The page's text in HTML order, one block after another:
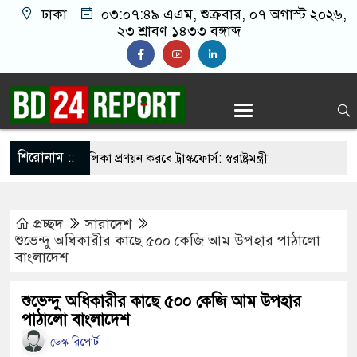
ঢাকা ০৩:০৭:৫০ এএম, শুক্রবার, ০৭ অগাস্ট ২০২৬,
২৩ শ্রাবণ ১৪৩৩ বঙ্গাব্দ
শিরোনাম ::তালিকা প্রণয়ন করবে ট্রাস্কফোর্স: স্বরাষ্ট্রমন্ত্রী
নয়, জাতির দায়িত্ব নিতে হবে ওলামায়ে
থেকে খুলে ফেলা হচ্ছে মাইক, শুভেন্দু বলছেন-
প্রচ্ছদ
সারাদেশ
শুভেন্দু অধিকারীর কাছে ৫০০ কেজি আম উপহার পাঠালো
বাংলাদেশ
শুভেন্দু অধিকারীর কাছে ৫০০ কেজি আম উপহার
পাঠালো বাংলাদেশ
ডেস্ক রিপোর্ট